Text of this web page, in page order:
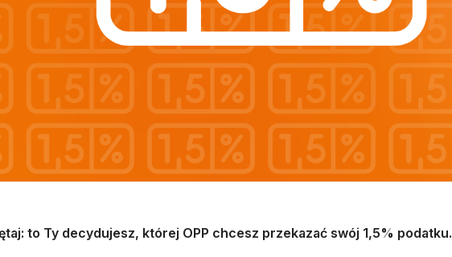
to Ty decydujesz, której OPP chcesz przekazać swój 1,5% podatku.